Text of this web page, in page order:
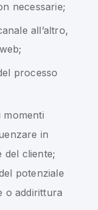
necessarie;
all’altro,
processo
in
del cliente;
potenziale
o addirittura